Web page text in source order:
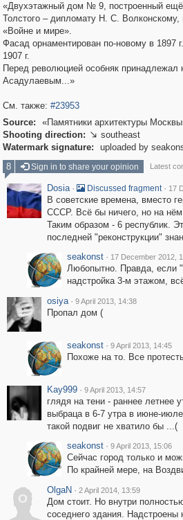
«Двухэтажный дом № 9, построенный
Толстого – дипломату Н. С. Волконскому,
«Войне и мире».
Фасад орнаментирован по-новому в 1897
1907 г.
Перед революцией особняк
Асадулаевым...»
См. также: #23953
Source:
«Памятники архитектуры
Shooting direction:  southeast
Watermark signature:
uploaded by
8
Sign in to share your opinion Latest
Dosia · Discussed fragment · 17
В советские времена, вместо
СССР. Всё бы ничего, но на
Таким образом - 6 республик.
последней "реконструкции"
seakonst · 17 December 2012,
Любопытно. Правда, если
надстройка 3-м этажом,
osiya · 9 April 2013, 14:38
Пропал дом (
seakonst · 9 April 2013, 14:45
Похоже на то. Все
Kay999 · 9 April 2013, 14:57
глядя на тени - раннее летнее
выбраца в 6-7 утра в июне-
такой подвиг не хватило бы ...(
seakonst · 9 April 2013, 15:06
Сейчас город только и
По крайней мере, на
O
OlgaN · 2 April 2014, 13:59
Дом стоит. Но внутри
соседнего здания. Надстроены